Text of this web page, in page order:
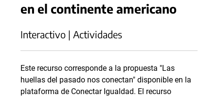
en el continente americano
Interactivo | Actividades
Este recurso corresponde a la propuesta "Las
huellas del pasado nos conectan" disponible en la
plataforma de Conectar Igualdad. El recurso